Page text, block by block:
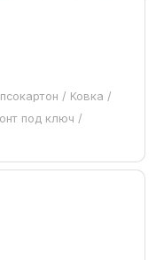
/ Ковка /
под ключ /